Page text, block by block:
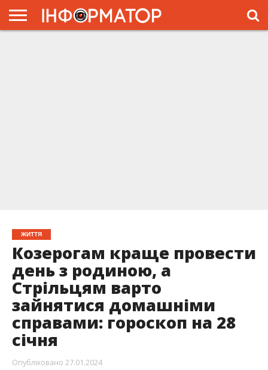
ЖИТТЯ
Козерогам краще провести
день з родиною, а
Стрільцям варто
зайнятися домашніми
справами: гороскоп на 28
січня
Опубліковано 27.01.2024